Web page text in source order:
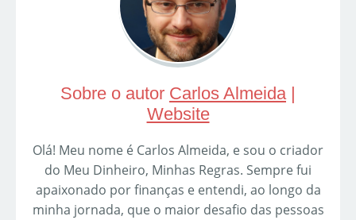
Sobre o autor Carlos Almeida|
Website
Olá! Meu nome é Carlos Almeida, e sou o criador
do Meu Dinheiro, Minhas Regras. Sempre fui
apaixonado por finanças e entendi, ao longo da
minha jornada, que o maior desafio das pessoas